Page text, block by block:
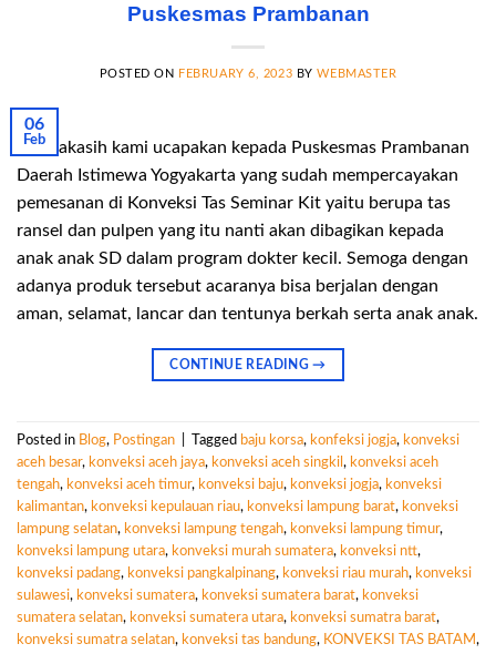
Puskesmas Prambanan
POSTED ON FEBRUARY 6, 2023 BYWEBMASTER
06
Feb
Terimakasih kami ucapakan kepada Puskesmas Prambanan
Daerah Istimewa Yogyakarta yang sudah mempercayakan
pemesanan di Konveksi Tas Seminar Kit yaitu berupa tas
ransel dan pulpen yang itu nanti akan dibagikan kepada
anak anak SD dalam program dokter kecil. Semoga dengan
adanya produk tersebut acaranya bisa berjalan dengan
aman, selamat, lancar dan tentunya berkah serta anak anak.
CONTINUE READING→
Posted in Blog, Postingan Tagged baju korsa, konfeksi jogja, konveksi
aceh besar, konveksi aceh jaya, konveksi aceh singkil , konveksi aceh
tengah, konveksi aceh timur, konveksi baju, konveksi jogja, konveksi
kalimantan, konveksi kepulauan riau, konveksi lampung barat, konveksi
lampung selatan, konveksi lampung tengah, konveksi lampung timur,
konveksi lampung utara, konveksi murah sumatera, konveksi ntt,
konveksi padang, konveksi pangkalpinang, konveksi riau murah, konveksi
sulawesi, konveksi sumatera, konveksi sumatera barat, konveksi
sumatera selatan, konveksi sumatera utara, konveksi sumatra barat,
konveksi sumatra selatan, konveksi tas bandung, KONVEKSI TAS BATAM,